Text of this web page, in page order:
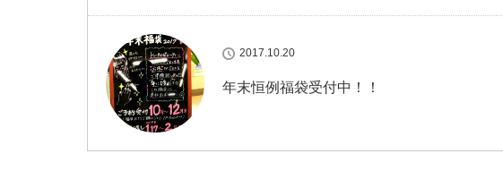
2017.10.20
年末恒例福袋受付中！！